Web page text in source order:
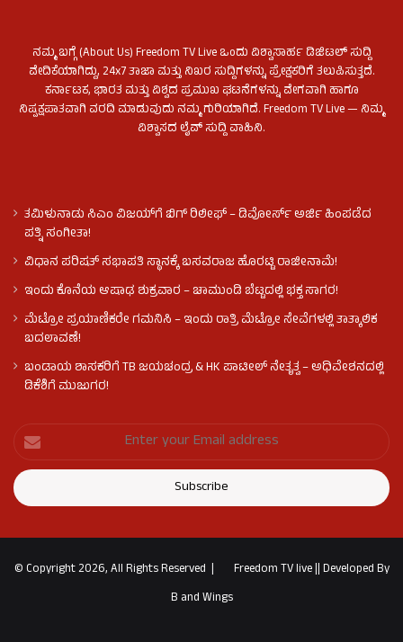
ನಮ್ಮ ಬಗ್ಗೆ (About Us) Freedom TV Live ಒಂದು ವಿಶ್ವಾಸಾರ್ಹ ಡಿಜಿಟಲ್ ಸುದ್ದಿ
ವೇದಿಕೆಯಾಗಿದ್ದು, 24x7 ತಾಜಾ ಮತ್ತು ನಿಖರ ಸುದ್ದಿಗಳನ್ನು ಪ್ರೇಕ್ಷಕರಿಗೆ ತಲುಪಿಸುತ್ತದೆ.
ಕರ್ನಾಟಕ, ಭಾರತ ಮತ್ತು ವಿಶ್ವದ ಪ್ರಮುಖ ಘಟನೆಗಳನ್ನು ವೇಗವಾಗಿ ಹಾಗೂ
ನಿಷ್ಪಕ್ಷಪಾತವಾಗಿ ವರದಿ ಮಾಡುವುದು ನಮ್ಮ ಗುರಿಯಾಗಿದೆ. Freedom TV Live — ನಿಮ್ಮ
ವಿಶ್ವಾಸದ ಲೈವ್ ಸುದ್ದಿ ವಾಹಿನಿ.
ತಮಿಳುನಾಡು ಸಿಎಂ ವಿಜಯ್‌ಗೆ ಬಿಗ್ ರಿಲೀಫ್ – ಡಿವೋರ್ಸ್ ಅರ್ಜಿ ಹಿಂಪಡೆದ
ಪತ್ನಿ ಸಂಗೀತಾ!
ವಿಧಾನ ಪರಿಷತ್ ಸಭಾಪತಿ ಸ್ಥಾನಕ್ಕೆ ಬಸವರಾಜ ಹೊರಟ್ಟಿ ರಾಜೀನಾಮೆ!
ಇಂದು ಕೊನೆಯ ಆಷಾಢ ಶುಕ್ರವಾರ – ಚಾಮುಂಡಿ ಬೆಟ್ಟದಲ್ಲಿ ಭಕ್ತ ಸಾಗರ!
ಮೆಟ್ರೋ ಪ್ರಯಾಣಿಕರೇ ಗಮನಿಸಿ – ಇಂದು ರಾತ್ರಿ ಮೆಟ್ರೋ ಸೇವೆಗಳಲ್ಲಿ ತಾತ್ಕಾಲಿಕ
ಬದಲಾವಣೆ!
ಬಂಡಾಯ ಶಾಸಕರಿಗೆ TB ಜಯಚಂದ್ರ & HK ಪಾಟೀಲ್ ನೇತೃತ್ವ – ಅಧಿವೇಶನದಲ್ಲಿ
ಡಿಕೆಶಿಗೆ ಮುಜುಗರ!
© Copyright 2026, All Rights Reserved | Freedom TV live||Developed By
B and Wings